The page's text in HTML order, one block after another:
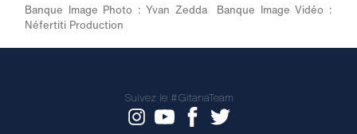
Banque Image Photo : Yvan Zedda Banque Image Vidéo :
Néfertiti Production
Suivez le #GitanaTeam